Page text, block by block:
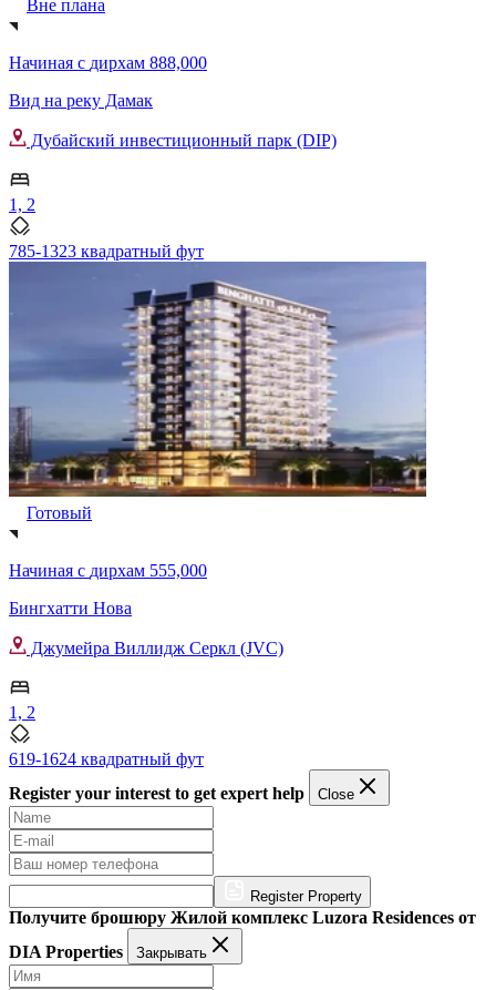
Вне плана
Начиная с дирхам 888,000
Вид на реку Дамак
Дубайский инвестиционный парк (DIP)
1, 2
785-1323 квадратный фут
Готовый
Начиная с дирхам 555,000
Бингхатти Нова
Джумейра Виллидж Серкл (JVC)
1, 2
619-1624 квадратный фут
Register your interest to get expert help
Close
Register Property
Получите брошюру Жилой комплекс Luzora Residences от
DIA Properties
Закрывать